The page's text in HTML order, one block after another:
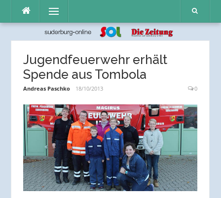
Inhalt
Menü
Jugendfeuerwehr erhält
Spende aus Tombola
Andreas Paschko 18/10/2013 0